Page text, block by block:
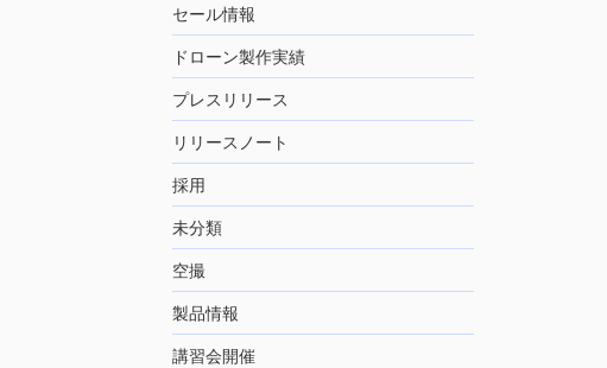
セール情報
ドローン製作実績
プレスリリース
リリースノート
採用
未分類
空撮
製品情報
講習会開催